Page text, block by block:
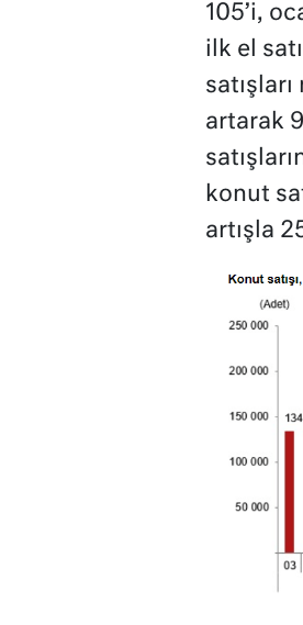
105’i,
ilk el
artarak
konut
artışla